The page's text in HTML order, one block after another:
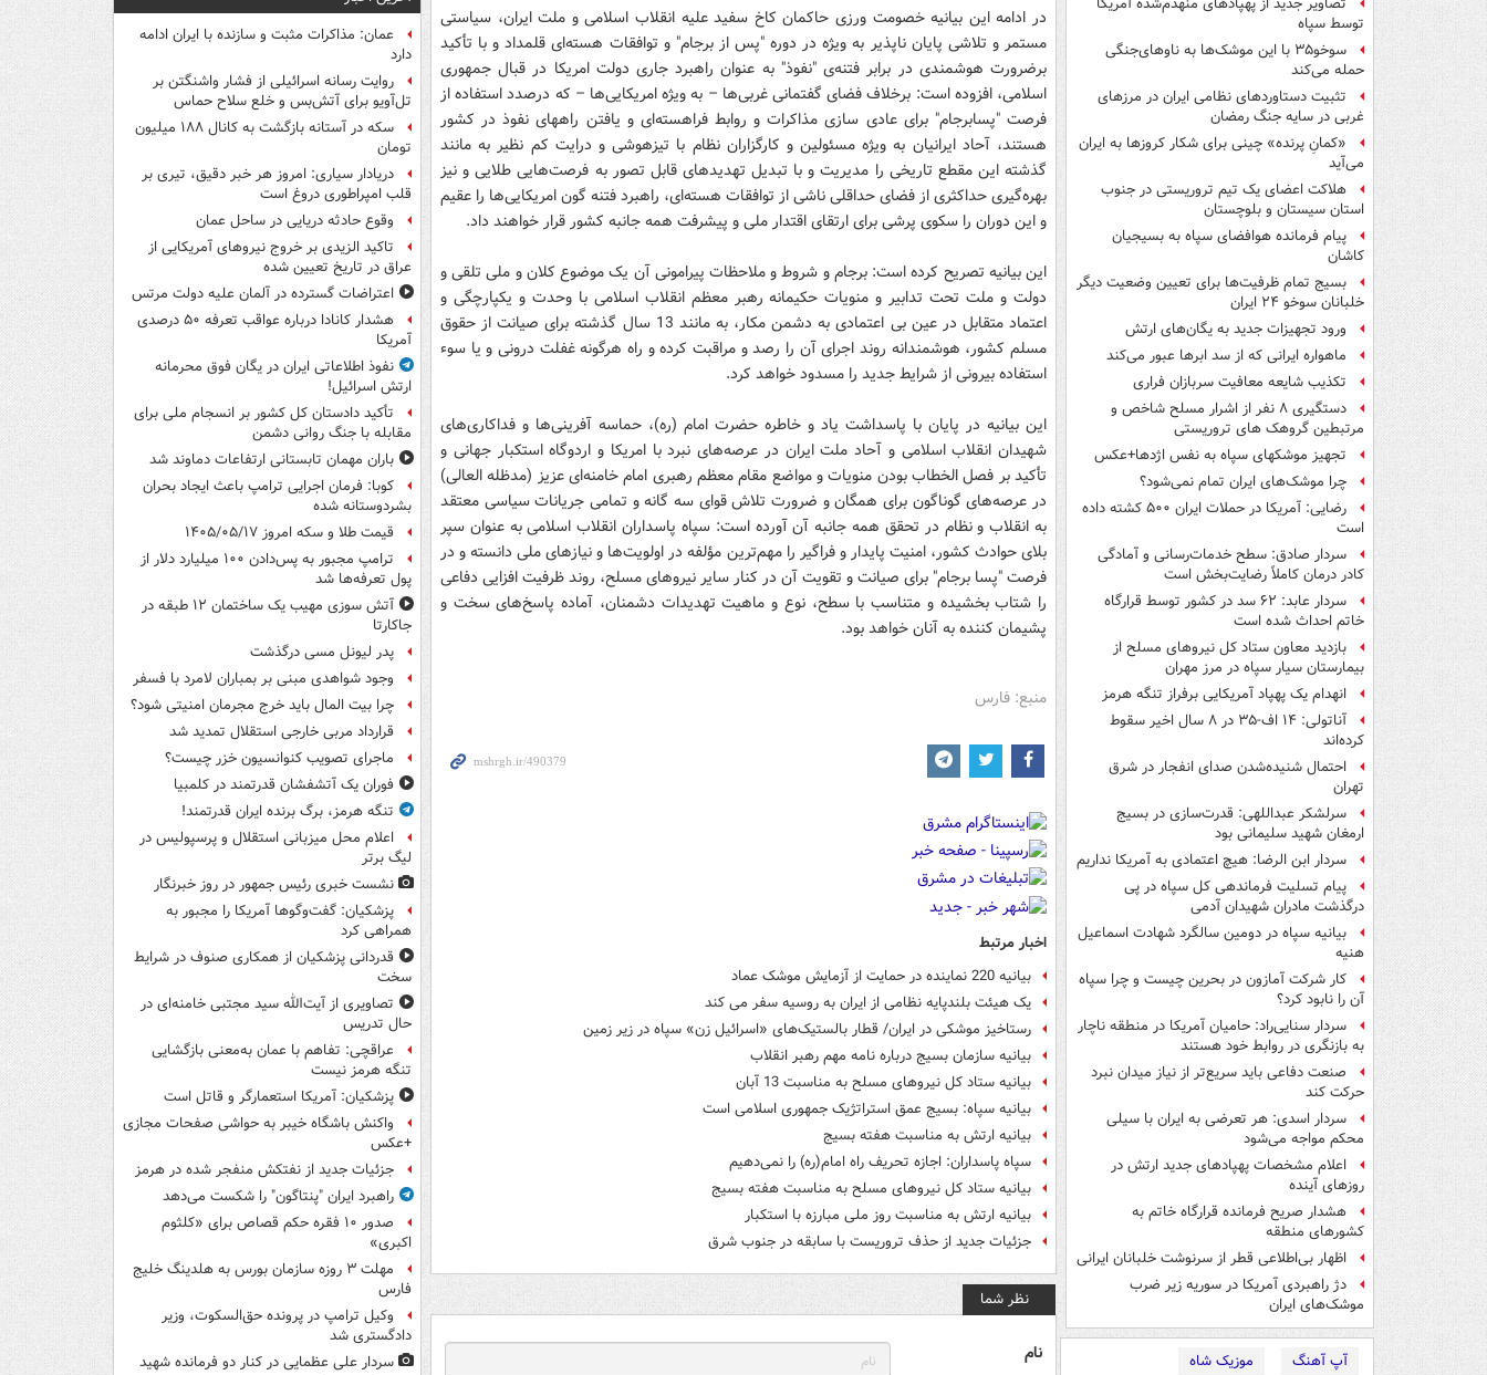
تصاویر جدید از پهپادهای منهدم‌شده آمریکا
توسط سپاه
سوخو۳۵ با این موشک‌ها به ناوهای‌جنگی
حمله می‌کند
تثبیت دستاوردهای نظامی ایران در مرزهای
غربی در سایه جنگ رمضان
«کمانِ پرنده» چینی برای شکار کروزها به ایران
می‌آید
هلاکت اعضای یک تیم تروریستی در جنوب
استان سیستان و بلوچستان
پیام فرمانده هوافضای سپاه به بسیجیان
کاشان
بسیج تمام ظرفیت‌ها برای تعیین وضعیت دیگر
خلبانان سوخو ۲۴ ایران
ورود تجهیزات جدید به یگان‌های ارتش
ماهواره ایرانی که از سد ابرها عبور می‌کند
تکذیب شایعه معافیت سربازان فراری
دستگیری ۸ نفر از اشرار مسلح شاخص و
مرتبطین گروهک های تروریستی
تجهیز موشکهای سپاه به نفس اژدها+عکس
چرا موشک‌های ایران تمام نمی‌شود؟
رضایی: آمریکا در حملات ایران ۵۰۰ کشته داده
است
سردار صادق: سطح خدمات‌رسانی و آمادگی
کادر درمان کاملاً رضایت‌بخش است
سردار عابد: ۶۲ سد در کشور توسط قرارگاه
خاتم احداث شده است
بازدید معاون ستاد کل نیروهای مسلح از
بیمارستان سیار سپاه در مرز مهران
انهدام یک پهپاد آمریکایی برفراز تنگه هرمز
آناتولی: ۱۴ اف-۳۵ در ۸ سال اخیر سقوط
کرده‌اند
احتمال شنیده‌شدن صدای انفجار در شرق
تهران
سرلشکر عبداللهی: قدرت‌سازی در بسیج
ارمغان شهید سلیمانی بود
سردار ابن الرضا: هیچ اعتمادی به آمریکا نداریم
پیام تسلیت فرماندهی کل سپاه در پی
درگذشت مادران شهیدان آدمی
بیانیه سپاه در دومین سالگرد شهادت اسماعیل
هنیه
کار شرکت آمازون در بحرین چیست و چرا سپاه
آن را نابود کرد؟
سردار سنایی‌راد: حامیان آمریکا در منطقه ناچار
به بازنگری در روابط خود هستند
صنعت دفاعی باید سریع‌تر از نیاز میدان نبرد
حرکت کند
سردار اسدی: هر تعرضی به ایران با سیلی
محکم مواجه می‌شود
اعلام مشخصات پهپادهای جدید ارتش در
روزهای آینده
هشدار صریح فرمانده قرارگاه خاتم‌ به
کشورهای منطقه
اظهار بی‌اطلاعی قطر از سرنوشت خلبانان ایرانی
دژ راهبردی آمریکا در سوریه زیر ضرب
موشک‌های ایران
آپ آهنگ
موزیک شاه
در ادامه این بیانیه خصومت ورزی حاکمان کاخ سفید علیه انقلاب اسلامی و ملت ایران، سیاستی
مستمر و تلاشی پایان ناپذیر به ویژه در دوره "پس از برجام" و توافقات هسته‌ای قلمداد و با تأکید
برضرورت هوشمندی در برابر فتنه‌ی "نفوذ" به عنوان راهبرد جاری دولت امریکا در قبال جمهوری
اسلامی، افزوده است: برخلاف فضای گفتمانی غربی‌ها – به ویژه امریکایی‌ها – که درصدد استفاده از
فرصت "پسابرجام" برای عادی سازی مذاکرات و روابط فراهسته‌ای و یافتن راههای نفوذ در کشور
هستند، آحاد ایرانیان به ویژه مسئولین و کارگزاران نظام با تیزهوشی و درایت کم نظیر به مانند
گذشته این مقطع تاریخی را مدیریت و با تبدیل تهدیدهای قابل تصور به فرصت‌هایی طلایی و نیز
بهره‌گیری حداکثری از فضای حداقلی ناشی از توافقات هسته‌ای، راهبرد فتنه گون امریکایی‌ها را عقیم
و این دوران را سکوی پرشی برای ارتقای اقتدار ملی و پیشرفت همه جانبه کشور قرار خواهند داد.
این بیانیه تصریح کرده است: برجام و شروط و ملاحظات پیرامونی آن یک موضوع کلان و ملی تلقی و
دولت و ملت تحت تدابیر و منویات حکیمانه رهبر معظم انقلاب اسلامی با وحدت و یکپارچگی و
اعتماد متقابل در عین بی اعتمادی به دشمن مکار، به مانند 13 سال گذشته برای صیانت از حقوق
مسلم کشور، هوشمندانه روند اجرای آن را رصد و مراقبت کرده و راه هرگونه غفلت درونی و یا سوء
استفاده بیرونی از شرایط جدید را مسدود خواهد کرد.
این بیانیه در پایان با پاسداشت یاد و خاطره حضرت امام (ره)، حماسه آفرینی‌ها و فداکاری‌های
شهیدان انقلاب اسلامی و آحاد ملت ایران در عرصه‌های نبرد با امریکا و اردوگاه استکبار جهانی و
تأکید بر فصل الخطاب بودن منویات و مواضع مقام معظم رهبری امام خامنه‌ای عزیز (مدظله العالی)
در عرصه‌های گوناگون برای همگان و ضرورت تلاش قوای سه گانه و تمامی جریانات سیاسی معتقد
به انقلاب و نظام در تحقق همه جانبه آن آورده است: سپاه پاسداران انقلاب اسلامی به عنوان سپر
بلای حوادث کشور، امنیت پایدار و فراگیر را مهم‌ترین مؤلفه در اولویت‌ها و نیازهای ملی دانسته و در
فرصت "پسا برجام" برای صیانت و تقویت آن در کنار سایر نیروهای مسلح، روند ظرفیت افزایی دفاعی
را شتاب بخشیده و متناسب با سطح، نوع و ماهیت تهدیدات دشمنان، آماده پاسخ‌های سخت و
پشیمان کننده به آنان خواهد بود.
منبع: فارس
اخبار مرتبط
بیانیه 220 نماینده در حمایت از آزمایش موشک عماد
یک هیئت بلندپایه نظامی از ایران به روسیه سفر می کند
رستاخیز موشکی در ایران/ قطار بالستیک‌های «اسرائیل زن» سپاه در زیر زمین
بیانیه سازمان بسیج درباره نامه مهم رهبر انقلاب
بیانیه ستاد کل نیروهای مسلح به مناسبت 13 آبان
بیانیه سپاه: بسیج عمق استراتژیک جمهوری اسلامی است
بیانیه ارتش به مناسبت هفته بسیج
سپاه پاسداران: اجازه تحریف راه امام(ره) را نمی‌دهیم
بیانیه ستاد کل نیروهای مسلح به مناسبت هفته بسیج
بیانیه ارتش به مناسبت روز ملی مبارزه با استکبار
جزئیات جدید از حذف تروریست با سابقه در جنوب شرق
نظر شما
نام
عمان: مذاکرات مثبت و سازنده با ایران ادامه
دارد
روایت رسانه اسرائیلی از فشار واشنگتن بر
تل‌آویو برای آتش‌بس و خلع سلاح حماس
سکه در آستانه بازگشت به کانال ۱۸۸ میلیون
تومان
دریادار سیاری: امروز هر خبر دقیق، تیری بر
قلب امپراطوری دروغ است
وقوع حادثه دریایی در ساحل عمان
تاکید الزیدی بر خروج نیروهای آمریکایی از
عراق در تاریخ تعیین شده
اعتراضات گسترده در آلمان علیه دولت مرتس
هشدار کانادا درباره عواقب تعرفه ۵۰ درصدی
آمریکا
نفوذ اطلاعاتی ایران در یگان فوق محرمانه
ارتش اسرائیل!
تأکید دادستان کل کشور بر انسجام ملی برای
مقابله با جنگ روانی دشمن
باران مهمان تابستانی ارتفاعات دماوند شد
کوبا: فرمان اجرایی ترامپ باعث ایجاد بحران
بشردوستانه شده
قیمت طلا و سکه امروز ۱۴۰۵/۰۵/۱۷
ترامپ مجبور به پس‌دادن ۱۰۰ میلیارد دلار از
پول تعرفه‌ها شد
آتش سوزی مهیب یک ساختمان ۱۲ طبقه در
جاکارتا
پدر لیونل مسی درگذشت
وجود شواهدی مبنی بر بمباران لامرد با فسفر
چرا بیت المال باید خرج مجرمان امنیتی شود؟
قرارداد مربی خارجی استقلال تمدید شد
ماجرای تصویب کنوانسیون خزر چیست؟
فوران یک آتشفشان قدرتمند در کلمبیا
تنگه هرمز، برگ برنده ایران قدرتمند!
اعلام محل میزبانی استقلال و پرسپولیس در
لیگ برتر
نشست خبری رئیس جمهور در روز خبرنگار
پزشکیان: گفت‌وگوها آمریکا را مجبور به
همراهی کرد
قدردانی پزشکیان از همکاری صنوف در شرایط
سخت
تصاویری از آیت‌الله سید مجتبی خامنه‌ای در
حال تدریس
عراقچی: تفاهم با عمان به‌معنی بازگشایی
تنگه هرمز نیست
پزشکیان: آمریکا استعمارگر و قاتل است
واکنش باشگاه خیبر به حواشی صفحات مجازی
+عکس
جزئیات جدید از نفتکش منفجر شده در هرمز
راهبرد ایران "پنتاگون" را شکست می‌دهد
صدور ۱۰ فقره حکم قصاص برای «کلثوم
اکبری»
مهلت ۳ روزه سازمان بورس به هلدینگ خلیج
فارس
وکیل ترامپ در پرونده حق‌السکوت، وزیر
دادگستری شد
سردار علی عظمایی در کنار دو فرمانده شهید